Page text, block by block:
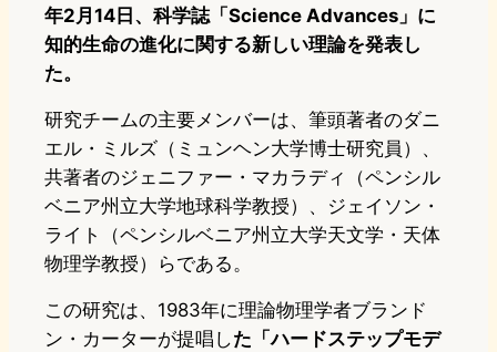
年2月14日、科学誌「Science Advances」に
知的生命の進化に関する新しい理論を発表し
た。
研究チームの主要メンバーは、筆頭著者のダニ
エル・ミルズ（ミュンヘン大学博士研究員）、
共著者のジェニファー・マカラディ（ペンシル
ベニア州立大学地球科学教授）、ジェイソン・
ライト（ペンシルベニア州立大学天文学・天体
物理学教授）らである。
この研究は、1983年に理論物理学者ブランド
ン・カーターが提唱した「ハードステップモデ